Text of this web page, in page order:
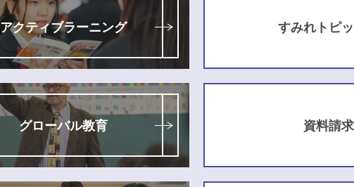
アクティブラーニング
グローバル教育
すみれトピ
資料請求